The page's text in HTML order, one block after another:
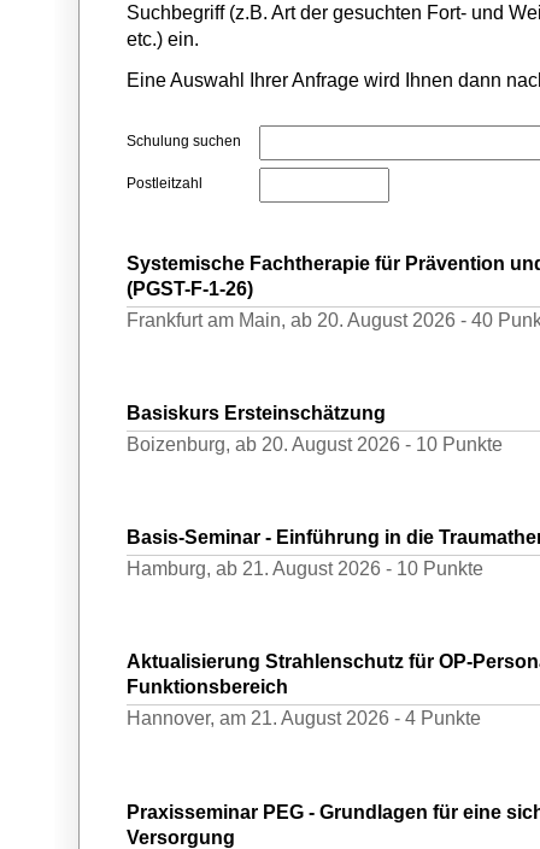
Suchbegriff (z.B. Art der gesuchten Fort- und
etc.) ein.
Eine Auswahl Ihrer Anfrage wird Ihnen dann
Schulung suchen
Postleitzahl
Systemische Fachtherapie für Prävention
(PGST-F-1-26)
Frankfurt am Main, ab 20. August 2026 - 40
Basiskurs Ersteinschätzung
Boizenburg, ab 20. August 2026 - 10 Punkte
Basis-Seminar - Einführung in die
Hamburg, ab 21. August 2026 - 10 Punkte
Aktualisierung Strahlenschutz für OP-
Funktionsbereich
Hannover, am 21. August 2026 - 4 Punkte
Praxisseminar PEG - Grundlagen für eine
Versorgung